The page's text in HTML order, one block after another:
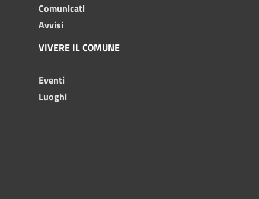
Comunicati
Avvisi
VIVERE IL COMUNE
Eventi
Luoghi